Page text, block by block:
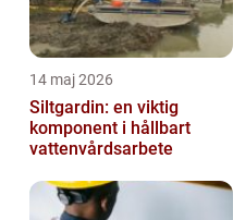
14 maj 2026
Siltgardin: en viktig
komponent i hållbart
vattenvårdsarbete